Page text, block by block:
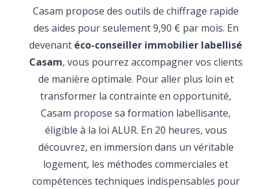
Casam propose des outils de chiffrage rapide
des aides pour seulement 9,90 € par mois. En
devenant éco-conseiller immobilier labellisé
Casam, vous pourrez accompagner vos clients
de manière optimale. Pour aller plus loin et
transformer la contrainte en opportunité,
Casam propose sa formation labellisante,
éligible à la loi ALUR. En 20 heures, vous
découvrez, en immersion dans un véritable
logement, les méthodes commerciales et
compétences techniques indispensables pour